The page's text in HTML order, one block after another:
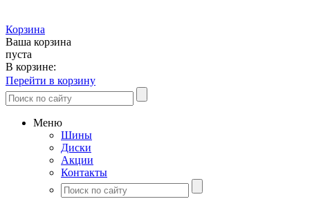
Корзина
Ваша корзина
пуста
В корзине:
Перейти в корзину
Меню
Шины
Диски
Акции
Контакты